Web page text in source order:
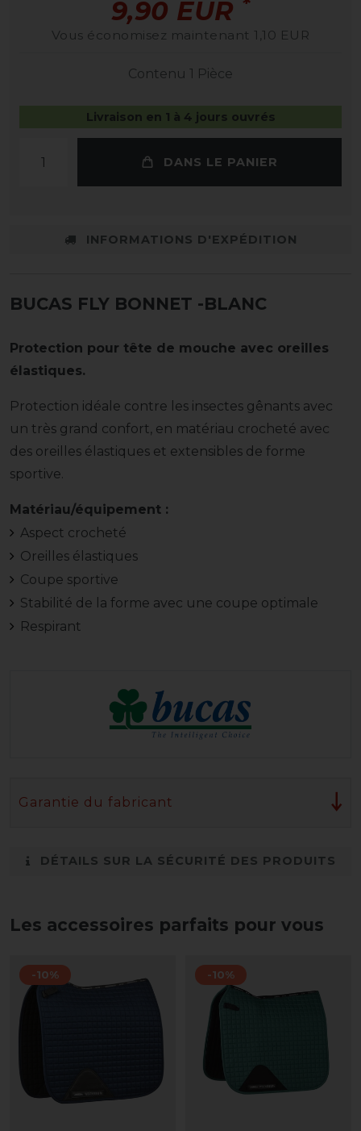
9,90 EUR
Vous économisez maintenant 1,10 EUR
Contenu 1 Pièce
Livraison en 1 à 4 jours ouvrés
DANS LE PANIER
INFORMATIONS D'EXPÉDITION
BUCAS FLY BONNET -BLANC
Protection pour tête de mouche avec oreilles
élastiques.
Protection idéale contre les insectes gênants avec
un très grand confort, en matériau crocheté avec
des oreilles élastiques et extensibles de forme
sportive.
Matériau/équipement :
Aspect crocheté
Oreilles élastiques
Coupe sportive
Stabilité de la forme avec une coupe optimale
Respirant
Garantie du fabricant
DÉTAILS SUR LA SÉCURITÉ DES PRODUITS
Les accessoires parfaits pour vous
-10% -10%